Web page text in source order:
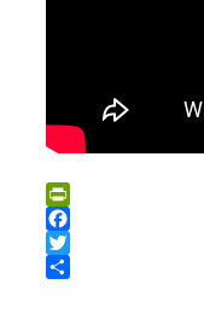
PrintFriendly
Facebook
Twitter